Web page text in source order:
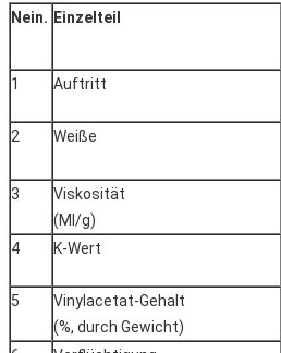
Nein. Einzelteil
1 Auftritt
2 Weiße
3
Viskosität
(Ml/g)
4 K-Wert
5
Vinylacetat-Gehalt
(%, durch Gewicht)